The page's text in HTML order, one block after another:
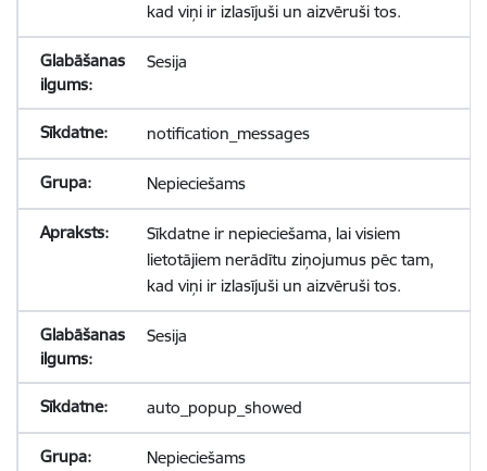
kad viņi ir izlasījuši un aizvēruši tos.
Sesija
notification_messages
Nepieciešams
Sīkdatne ir nepieciešama, lai visiem
lietotājiem nerādītu ziņojumus pēc tam,
kad viņi ir izlasījuši un aizvēruši tos.
Sesija
auto_popup_showed
Nepieciešams